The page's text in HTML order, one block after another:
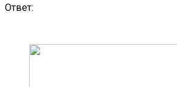
Ответ: